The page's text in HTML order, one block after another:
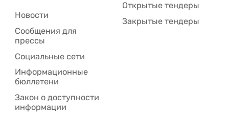
Новости
Сообщения для
прессы
Социальные сети
Информационные
бюллетени
Закон о доступности
информации
Открытые тендеры
Закрытые тендеры